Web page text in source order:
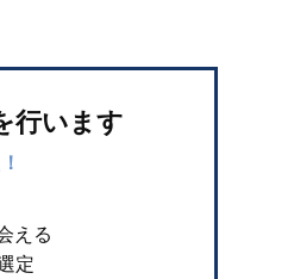
行います
える
定